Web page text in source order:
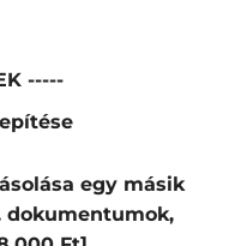
-----
egy másik
dokumentumok,